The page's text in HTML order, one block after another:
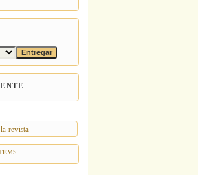
revista